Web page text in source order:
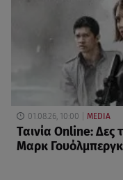
01.08.26, 10:00 MEDIA
Ταινία Online: Δες
Μαρκ Γουόλμπεργκ